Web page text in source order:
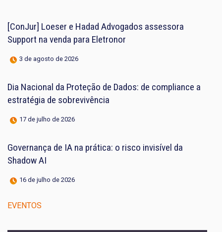
[ConJur] Loeser e Hadad Advogados assessora
Support na venda para Eletronor
3 de agosto de 2026
Dia Nacional da Proteção de Dados: de compliance a
estratégia de sobrevivência
17 de julho de 2026
Governança de IA na prática: o risco invisível da
Shadow AI
16 de julho de 2026
EVENTOS